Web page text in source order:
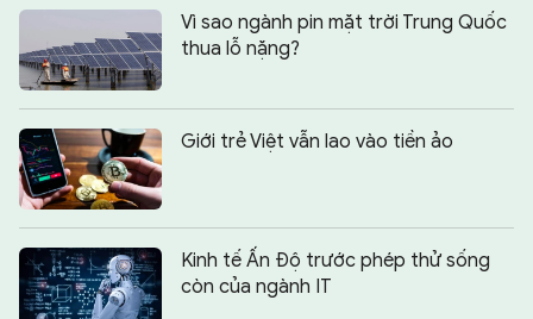
Vì sao ngành pin mặt trời Trung Quốc
thua lỗ nặng?
Giới trẻ Việt vẫn lao vào tiền ảo
Kinh tế Ấn Độ trước phép thử sống
còn của ngành IT